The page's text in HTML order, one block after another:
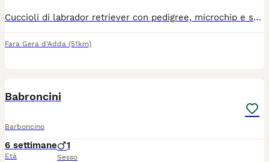
Cuccioli di labrador retriever con pedigree, microchip e sverminati. Controllo veterinario. Genitori esenti da malattie e da displasia. Provenienti da allevamenti. La fattrice Daisy è figlia di Bolt Campione Italiano di Bellezza. Disponibili femmine e maschi. Se non puoi prendere il cucciolo ai 60 giorni perchè vai in vacanza te lo teniamo noi. Li vendiamo a 900 euro.
Fara Gera d'Adda (51km)
Babroncini
Barboncino
6 settimane
Età
1
Sesso